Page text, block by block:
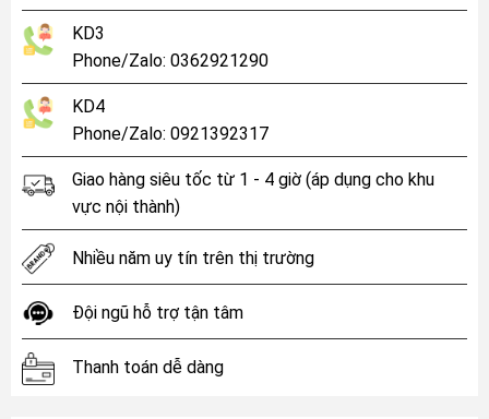
KD3
Phone/Zalo: 0362921290
KD4
Phone/Zalo: 0921392317
Giao hàng siêu tốc từ 1 - 4 giờ (áp dụng cho khu
vực nội thành)
Nhiều năm uy tín trên thị trường
Đội ngũ hỗ trợ tận tâm
Thanh toán dễ dàng